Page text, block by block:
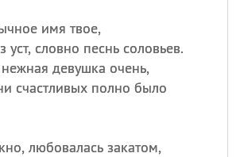
имя твое,
уст, словно песнь соловьев.
девушка очень,
счастливых полно было
любовалась закатом,